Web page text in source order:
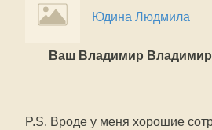
Юдина Людмила
Ваш Владимир
P.S. Вроде у меня хорошие